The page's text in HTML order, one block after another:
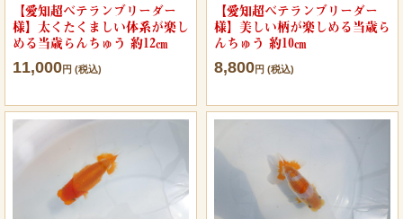
【愛知超ベテランブリーダー
様】太くたくましい体系が楽し
める当歳らんちゅう 約12㎝
11,000円 (税込)
【愛知超ベテランブリーダー
様】美しい柄が楽しめる当歳ら
んちゅう 約10㎝
8,800円 (税込)